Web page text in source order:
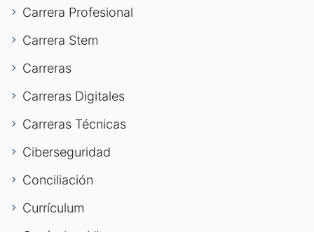
Carrera Profesional
Carrera Stem
Carreras
Carreras Digitales
Carreras Técnicas
Ciberseguridad
Conciliación
Currículum